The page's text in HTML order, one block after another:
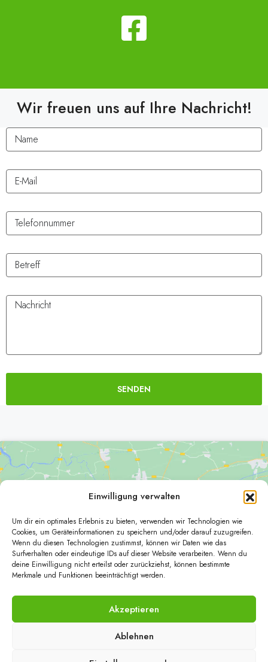
Einwilligung verwalten
Um dir ein optimales Erlebnis zu bieten, verwenden wir Technologien wie
Cookies, um Geräteinformationen zu speichern und/oder darauf zuzugreifen.
Wenn du diesen Technologien zustimmst, können wir Daten wie das
Surfverhalten oder eindeutige IDs auf dieser Website verarbeiten. Wenn du
deine Einwilligung nicht erteilst oder zurückziehst, können bestimmte
Merkmale und Funktionen beeinträchtigt werden.
Akzeptieren
Ablehnen
Wir freuen uns auf Ihre Nachricht!
SENDEN
Klicke hier, um Marketing-Cookies zu
akzeptieren und diesen Inhalt zu aktivieren